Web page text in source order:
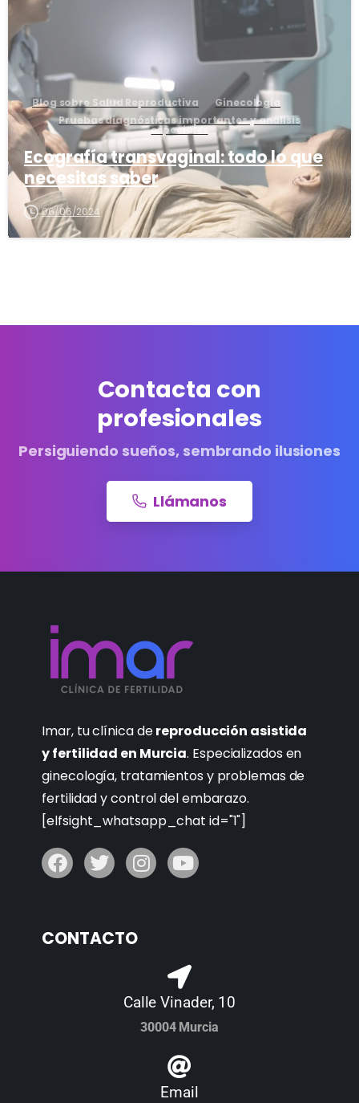
Blog sobre Salud Reproductiva
Ginecología
Pruebas diagnósticas importantes y análisis
especiales
Ecografía transvaginal: todo lo que
necesitas saber
06/06/2024
Contacta con
profesionales
Persiguiendo sueños, sembrando ilusiones
Llámanos
Imar, tu clínica dereproducción asistida
y fertilidad en Murcia. Especializados en
ginecología, tratamientos y problemas de
fertilidad y control del embarazo.
[elfsight_whatsapp_chat id="1"]
CONTACTO
Calle Vinader, 10
30004 Murcia
Email